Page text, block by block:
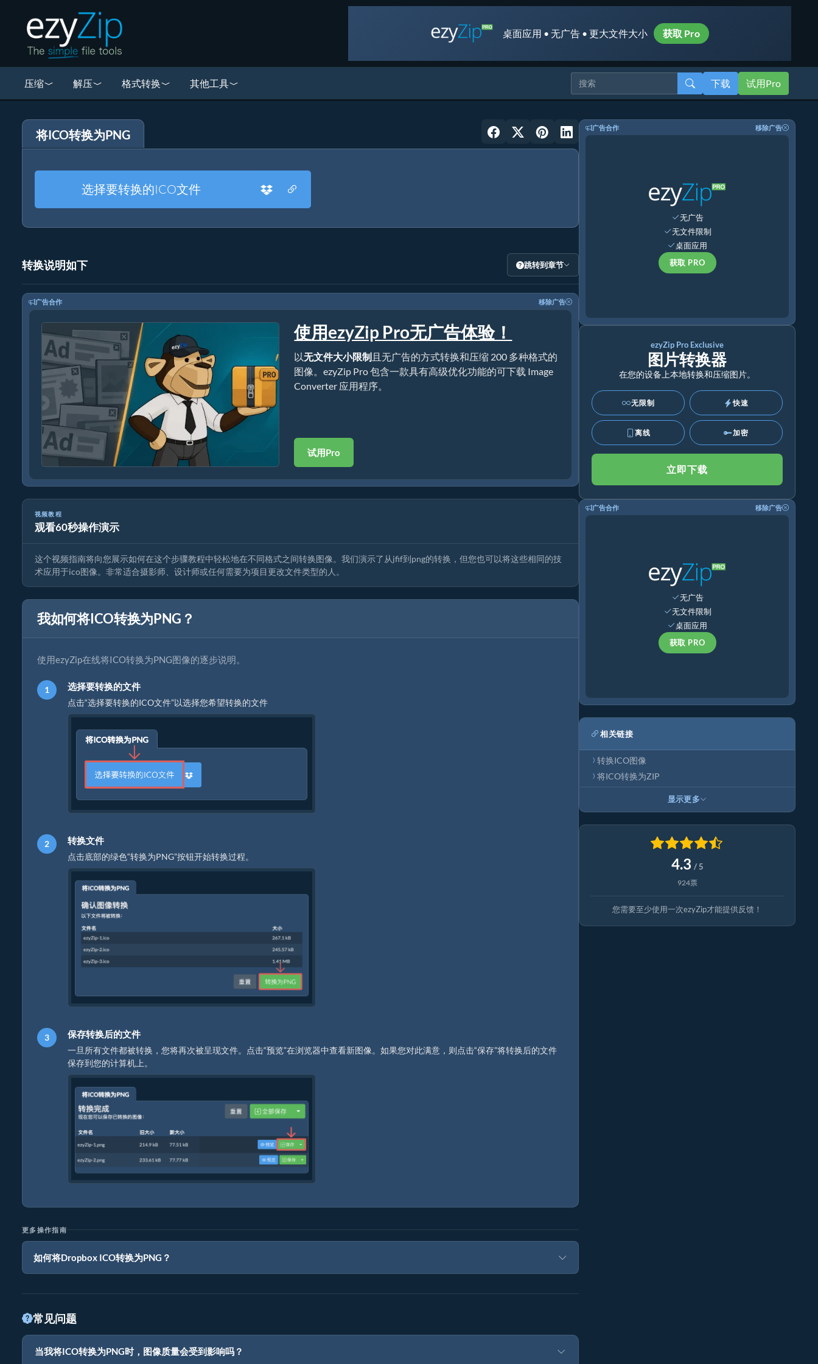
桌面应用 • 无广告 • 更大文件大小 获取 Pro
压缩 解压 格式转换 其他工具 下载 试用Pro
将ICO转换为PNG
选择要转换的ICO文件
转换说明如下 跳转到章节
广告合作 移除广告
使用ezyZip Pro无广告体验！
以无文件大小限制且无广告的方式转换和压缩 200 多种格式的
图像。ezyZip Pro 包含一款具有高级优化功能的可下载 Image
Converter 应用程序。
试用Pro
视频教程
观看60秒操作演示
如何在线转换图像格式
这个视频指南将向您展示如何在这个步骤教程中轻松地在不同格式之间转换图像。我们演示了从jfif到png的转换，但您也可以将这些相同的技
术应用于ico图像。非常适合摄影师、设计师或任何需要为项目更改文件类型的人。
我如何将ICO转换为PNG？
使用ezyZip在线将ICO转换为PNG图像的逐步说明。
选择要转换的文件
点击“选择要转换的ICO文件”以选择您希望转换的文件
转换文件
点击底部的绿色“转换为PNG”按钮开始转换过程。
保存转换后的文件
一旦所有文件都被转换，您将再次被呈现文件。点击“预览”在浏览器中查看新图像。如果您对此满意，则点击“保存”将转换后的文件
保存到您的计算机上。
更多操作指南
如何将Dropbox ICO转换为PNG？
常见问题
当我将ICO转换为PNG时，图像质量会受到影响吗？
广告合作 移除广告
无广告
无文件限制
桌面应用
获取 PRO
ezyZip Pro Exclusive
图片转换器
在您的设备上本地转换和压缩图片。
无限制 快速
离线 加密
立即下载
广告合作 移除广告
无广告
无文件限制
桌面应用
获取 PRO
相关链接
转换ICO图像
将ICO转换为ZIP
显示更多
4.3 / 5
924票
您需要至少使用一次ezyZip才能提供反馈！